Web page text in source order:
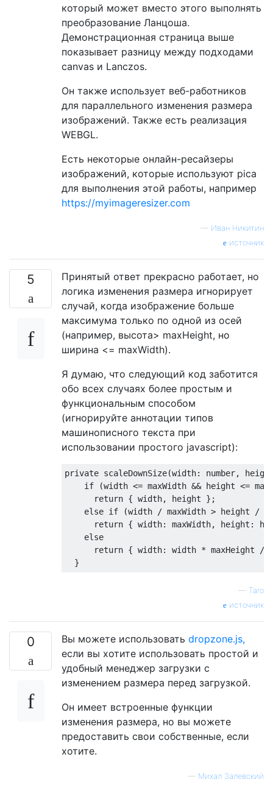
который может вместо этого выполнять
преобразование Ланцоша.
Демонстрационная страница выше
показывает разницу между подходами
canvas и Lanczos.
Он также использует веб-работников
для параллельного изменения размера
изображений. Также есть реализация
WEBGL.
Есть некоторые онлайн-ресайзеры
изображений, которые используют pica
для выполнения этой работы, например
https://myimageresizer.com
— Иван Никитин
источник
5
Принятый ответ прекрасно работает, но
логика изменения размера игнорирует
случай, когда изображение больше
максимума только по одной из осей
(например, высота> maxHeight, но
ширина <= maxWidth).
Я думаю, что следующий код заботится
обо всех случаях более простым и
функциональным способом
(игнорируйте аннотации типов
машинописного текста при
использовании простого javascript):
private scaleDownSize(width: number,
if
(width <= maxWidth && height <=
return { width, height };
else if (width / maxWidth > height /
return { width: maxWidth, height :
else
return { width: width * maxHeight /
}
— Taro
источник
0 Вы можете использовать dropzone.js,
если вы хотите использовать простой и
удобный менеджер загрузки с
изменением размера перед загрузкой.
Он имеет встроенные функции
изменения размера, но вы можете
предоставить свои собственные, если
хотите.
— Михал Залевский